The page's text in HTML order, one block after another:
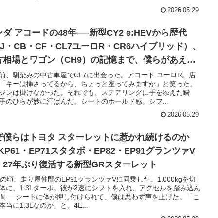
2026.05.29
ダ アコードの48年──新型CY2 e:HEVから歴代
・CB・CF・CL7ユーロR・CR6ハイブリッド）、
相場とワゴン（CH9）の記憶まで、僕らがあえて
ンを選ぶ理由【完全保存版】
、馴染みの中古車屋でCL7に出会った。アコード ユーロR。店
キーは挿さってるから、ちょっと座ってみますか」と笑った。
ンは掛けなかった。それでも、ステアリングに手を添えた瞬
のひらが妙に汗ばんだ。シートのホールド感。シフ...
2026.05.29
僕らはトヨタ スターレットに惹かれ続けるのか
・EP71スタタボ・EP82・EP91グランツァV
27年ぶり復活する新型GRスターレット
頃、走り屋仲間のEP91グランツァVに同乗した。1,000kgを切
に、1.3Lターボ。彼が2速にシフトを入れ、アクセルを踏み込ん
──シートに体が押し付けられて、僕は思わず声を上げた。「こ
当に1.3Lなのか」と。4E...